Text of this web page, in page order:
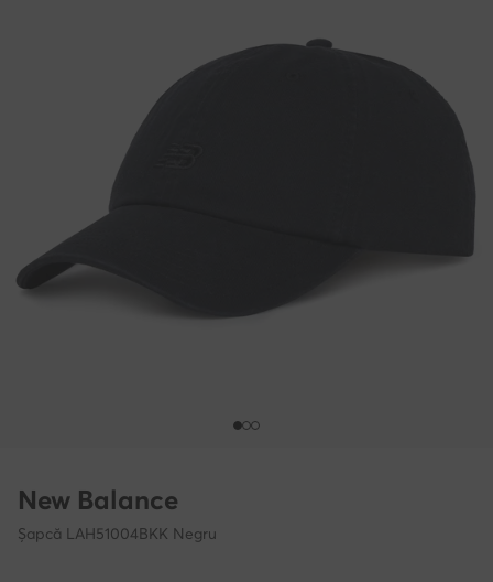
New Balance
Șapcă LAH51004BKK Negru